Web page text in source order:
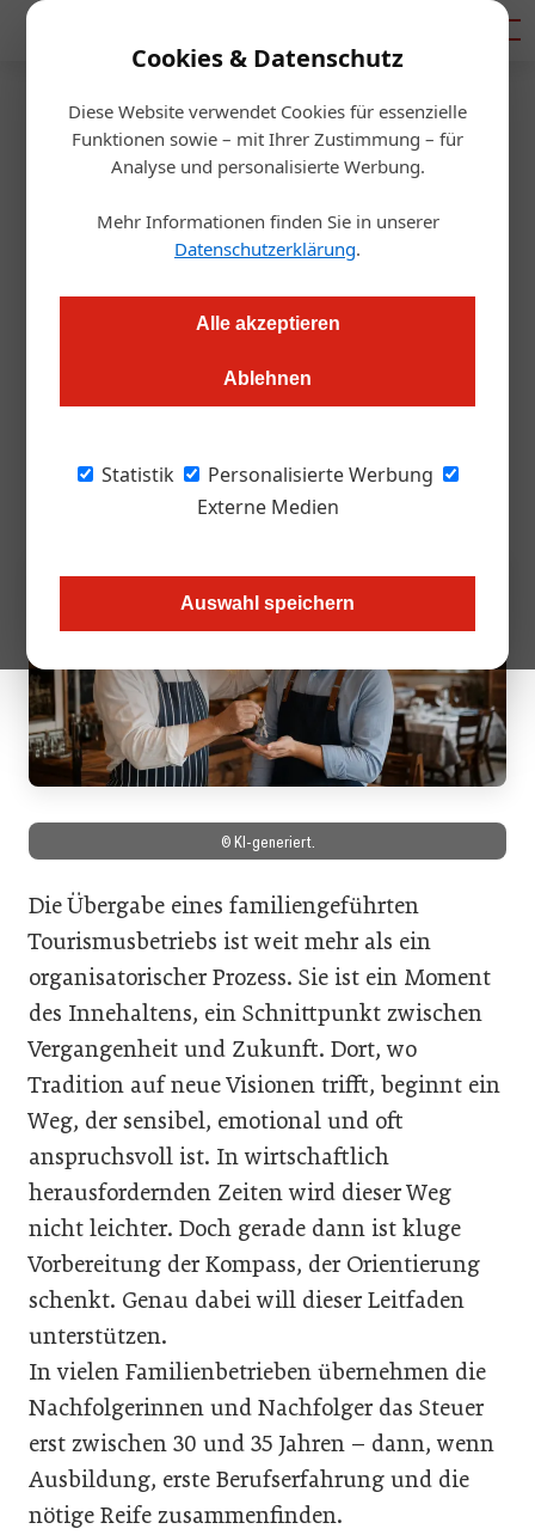
Cookies & Datenschutz
Diese Website verwendet Cookies für essenzielle
Funktionen sowie – mit Ihrer Zustimmung – für
Analyse und personalisierte Werbung.
Mehr Informationen finden Sie in unserer
Datenschutzerklärung.
Alle akzeptieren
Ablehnen
Statistik
Personalisierte Werbung
Externe Medien
Auswahl speichern
Startseite/Allgemein
Die Kunst der erfolgreichen
Betriebsübergabe
Die gemeinsame Schwerpunktserie von ÖGZ und Prodinger
Tourismusberatung zeigt, wie Betriebsübergaben im
Übergabe eines Familienbetriebs ist weit mehr als ein
organisatorischer Akt. Teil 1.
© KI-generiert.
Die Übergabe eines familiengeführten
Tourismusbetriebs ist weit mehr als ein
organisatorischer Prozess. Sie ist ein Moment
des Innehaltens, ein Schnittpunkt zwischen
Vergangenheit und Zukunft. Dort, wo
Tradition auf neue Visionen trifft, beginnt ein
Weg, der sensibel, emotional und oft
anspruchsvoll ist. In wirtschaftlich
herausfordernden Zeiten wird dieser Weg
nicht leichter. Doch gerade dann ist kluge
Vorbereitung der Kompass, der Orientierung
schenkt. Genau dabei will dieser Leitfaden
unterstützen.
In vielen Familienbetrieben übernehmen die
Nachfolgerinnen und Nachfolger das Steuer
erst zwischen 30 und 35 Jahren – dann, wenn
Ausbildung, erste Berufserfahrung und die
nötige Reife zusammenfinden.